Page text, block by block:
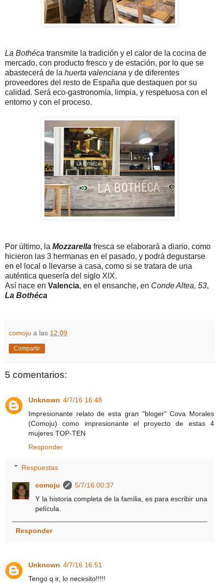
La Bothéca transmite la tradición y el calor de la cocina de
mercado, con producto fresco y de estación, por lo que se
abastecerá de la huerta valenciana y de diferentes
proveedores del resto de España que destaquen por su
calidad. Será eco-gastronomía, limpia, y respetuosa con el
entorno y con el proceso.
Por último, la Mozzarella fresca se elaborará a diario, como
hicieron las 3 hermanas en el pasado, y podrá degustarse
en el local o llevarse a casa, como si se tratara de una
auténtica quesería del siglo XIX.
Así nace en Valencia, en el ensanche, en Conde Altea, 53,
La Bothéca
comoju a las 12:09
Compartir
5 comentarios:
Unknown 4/7/16 16:48
Impresionante relato de esta gran "bloger" Cova Morales
(Comoju) como impresionante el proyecto de estas 4
mujeres TOP-TEN
Responder
Respuestas
comoju
5/7/16 00:37
Y la historia completa de la familia, es para escribir una
película.
Responder
Unknown 4/7/16 16:51
Tengo q ir, lo necesito!!!!!